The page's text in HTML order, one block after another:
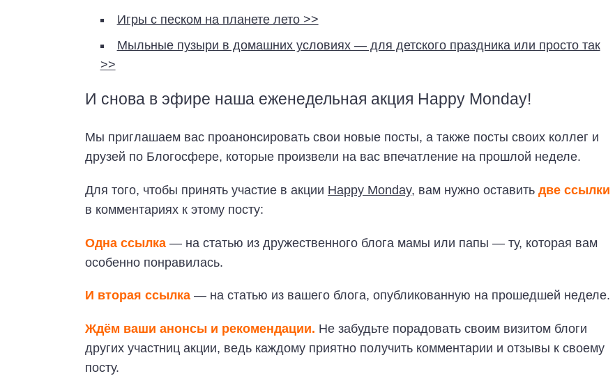
Игры с песком на планете лето >>
Мыльные пузыри в домашних условиях — для детского праздника или просто так
>>
И снова в эфире наша еженедельная акция Happy Monday!
Мы приглашаем вас проанонсировать свои новые посты, а также посты своих коллег и
друзей по Блогосфере, которые произвели на вас впечатление на прошлой неделе.
Для того, чтобы принять участие в акции Happy Monday, вам нужно оставить две ссылки
в комментариях к этому посту:
Одна ссылка — на статью из дружественного блога мамы или папы — ту, которая вам
особенно понравилась.
И вторая ссылка — на статью из вашего блога, опубликованную на прошедшей неделе.
Ждём ваши анонсы и рекомендации. Не забудьте порадовать своим визитом блоги
других участниц акции, ведь каждому приятно получить комментарии и отзывы к своему
посту.